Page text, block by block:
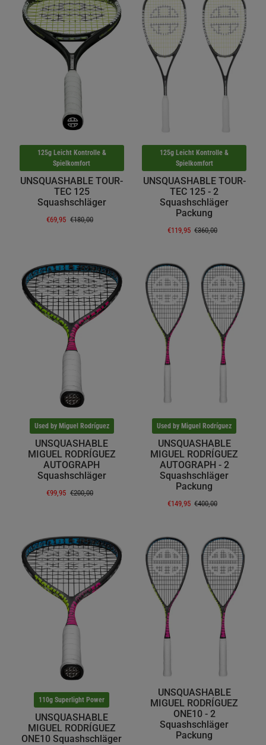
125g Leicht Kontrolle &
Spielkomfort
UNSQUASHABLE TOUR-
TEC 125
Squashschläger
€69,95 €180,00
125g Leicht Kontrolle &
Spielkomfort
UNSQUASHABLE TOUR-
TEC 125 - 2
Squashschläger
Packung
€119,95 €360,00
Used by Miguel Rodríguez
UNSQUASHABLE
MIGUEL RODRÍGUEZ
AUTOGRAPH
Squashschläger
€99,95 €200,00
Used by Miguel Rodríguez
UNSQUASHABLE
MIGUEL RODRÍGUEZ
AUTOGRAPH - 2
Squashschläger
Packung
€149,95 €400,00
110g Superlight Power
UNSQUASHABLE
MIGUEL RODRÍGUEZ
ONE10 Squashschläger
UNSQUASHABLE
MIGUEL RODRÍGUEZ
ONE10 - 2
Squashschläger
Packung